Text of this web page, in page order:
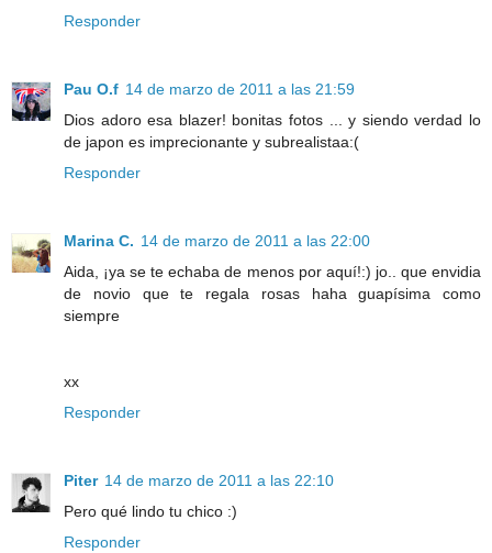
Responder
Pau O.f 14 de marzo de 2011 a las 21:59
Dios adoro esa blazer! bonitas fotos ... y siendo verdad lo
de japon es imprecionante y subrealistaa:(
Responder
Marina C. 14 de marzo de 2011 a las 22:00
Aida, ¡ya se te echaba de menos por aquí!:) jo.. que envidia
de novio que te regala rosas haha guapísima como
siempre
xx
Responder
Piter 14 de marzo de 2011 a las 22:10
Pero qué lindo tu chico :)
Responder